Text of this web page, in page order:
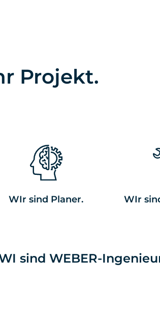
Projekt.
WIr sind Planer. WIr
sind WEBER-